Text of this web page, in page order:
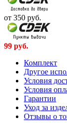
от 350 руб.
99 руб.
Комплект
Другое
Условия
Условия
Гарантии
Уход за
Отзывы о